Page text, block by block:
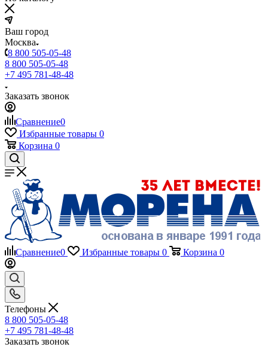
Ваш город
Москва
8 800 505-05-48
8 800 505-05-48
+7 495 781-48-48
Заказать звонок
Сравнение0
Избранные товары 0
Корзина 0
Сравнение0 Избранные товары 0 Корзина 0
Телефоны
8 800 505-05-48
+7 495 781-48-48
Заказать звонок